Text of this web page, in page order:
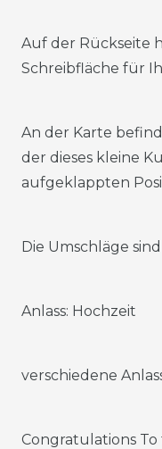
Auf der Rückseite
Schreibfläche für
An der Karte
der dieses kleine
aufgeklappten
Die Umschläge
Anlass: Hochzeit
verschiedene
Congratulations